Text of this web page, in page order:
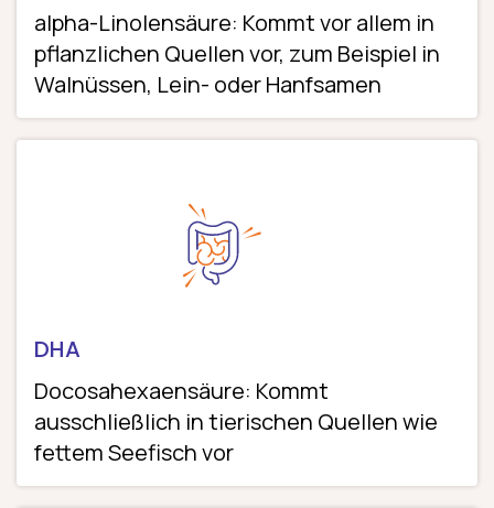
alpha-Linolensäure: Kommt vor allem in
pflanzlichen Quellen vor, zum Beispiel in
Walnüssen, Lein- oder Hanfsamen
DHA
Docosahexaensäure: Kommt
ausschließlich in tierischen Quellen wie
fettem Seefisch vor